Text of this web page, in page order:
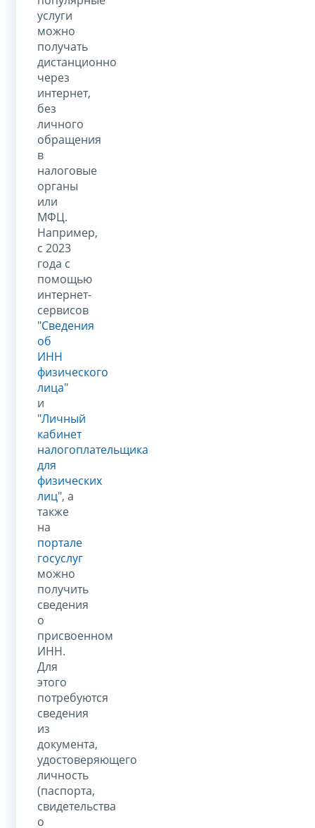
услуги
можно
получать
дистанционно
через
интернет,
без
личного
обращения
в
налоговые
органы
или
МФЦ.
Например,
с 2023
года с
помощью
интернет-
сервисов
"Сведения
об
ИНН
физического
лица"
и
"Личный
кабинет
налогоплательщика
для
физических
лиц", а
также
на
портале
госуслуг
можно
получить
сведения
о
присвоенном
ИНН.
Для
этого
потребуются
сведения
из
документа,
удостоверяющего
личность
(паспорта,
свидетельства
о